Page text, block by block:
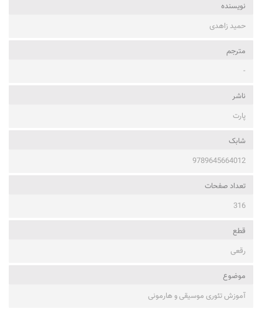
نویسنده
حمید زاهدی
مترجم
-
ناشر
پارت
شابک
9789645664012
تعداد صفحات
316
قطع
رقعی
موضوع
آموزش تئوری موسیقی و هارمونی